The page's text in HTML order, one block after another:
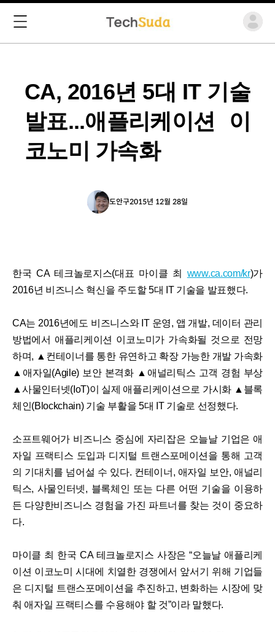
CA, 2016년 5대 IT 기술
발표...애플리케이션 이
코노미 가속화
도안구2015년 12월 28일
한국 CA 테크놀로지스(대표 마이클 최 www.ca.com/kr)가
2016년 비즈니스 혁신을 주도할 5대 IT 기술을 발표했다.
CA는 2016년에도 비즈니스와 IT 운영, 앱 개발, 데이터 관리
방법에서 애플리케이션 이코노미가 가속화될 것으로 전망
하며, ▲컨테이너를 통한 유연하고 확장 가능한 개발 가속화
▲애자일(Agile) 보안 본격화 ▲애널리틱스 고객 경험 부상
▲사물인터넷(IoT)이 실제 애플리케이션으로 가시화 ▲블록
체인(Blockchain) 기술 부활을 5대 IT 기술로 선정했다.
소프트웨어가 비즈니스 중심에 자리잡은 오늘날 기업은 애
자일 프랙티스 도입과 디지털 트랜스포메이션을 통해 고객
의 기대치를 넘어설 수 있다. 컨테이너, 애자일 보안, 애널리
틱스, 사물인터넷, 블록체인 또는 다른 어떤 기술을 이용하
든 다양한비즈니스 경험을 가진 파트너를 찾는 것이 중요하
다.
마이클 최 한국 CA 테크놀로지스 사장은 “오늘날 애플리케
이션 이코노미 시대에 치열한 경쟁에서 앞서기 위해 기업들
은 디지털 트랜스포메이션을 추진하고, 변화하는 시장에 맞
춰 애자일 프랙티스를 수용해야 할 것”이라 말했다.